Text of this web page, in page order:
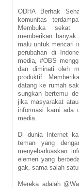
ODHA Berhak
komunitas
Membuka sekat
memberikan
malu untuk mencari
perubahan di
media, #OBS
dan diminati oleh
produktif.
datang ke rumah
sungkan bertemu
jika masyarakat
informasi kami ada
media.
Di dunia Internet
teman yang
menyebarluaskan
elemen yang
gak, sama salah
Mereka adalah